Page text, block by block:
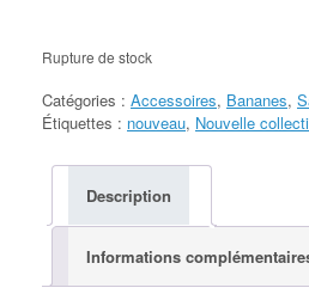
Rupture de stock
Catégories : Accessoires, Bananes,
Étiquettes : nouveau, Nouvelle
Description
Informations